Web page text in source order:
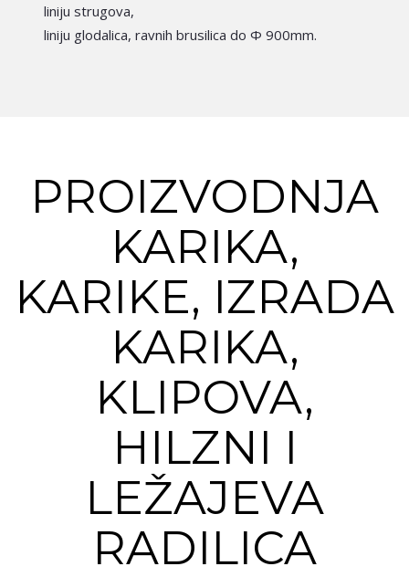
liniju strugova,
liniju glodalica, ravnih brusilica do Ф 900mm.
PROIZVODNJA
KARIKA,
KARIKE, IZRADA
KARIKA,
KLIPOVA,
HILZNI I
LEŽAJEVA
RADILICA